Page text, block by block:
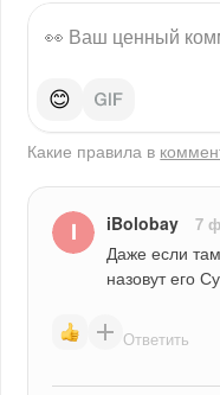
😊
Какие правила в
iBolobay 7
Даже если
назовут его
Ответить